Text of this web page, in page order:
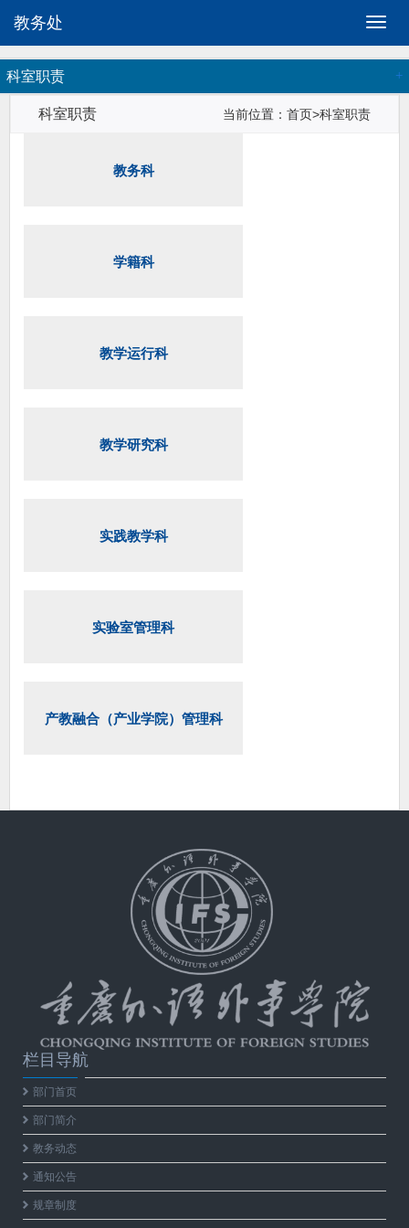
切
导
教务处
科室职责
科室职责 当前位置：首页>科室职责
教务科
学籍科
教学运行科
教学研究科
实践教学科
实验室管理科
产教融合（产业学院）管理科
栏目导航
部门首页
部门简介
教务动态
通知公告
规章制度